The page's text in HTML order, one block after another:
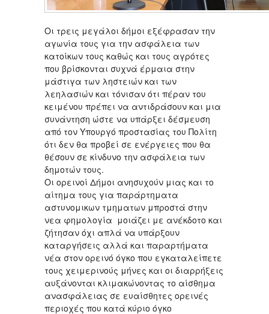
Οι τρεις μεγάλοι δήμοι εξέφρασαν την
αγωνία τους για την ασφάλεια των
κατοίκων τους καθώς και τους αγρότες
που βρίσκονται συχνά έρμαια στην
μάστιγα των ληστειών και των
λεηλασιών και τόνισαν ότι πέραν του
κειμένου πρέπει να αντιδράσουν και μια
συνάντηση ώστε να υπάρξει δέσμευση
από τον Υπουργό προστασίας του Πολίτη
ότι δεν θα προβεί σε ενέργειες που θα
θέσουν σε κίνδυνο την ασφάλεια των
δημοτών τους.
Οι ορεινοί Δήμοι ανησυχούν μιας και το
αίτημα τους για παράρτηματα
αστυνομικων τμηματων μπροστά στην
νεα φημολογία μοιάζει με ανέκδοτο και
ζήτησαν όχι απλά να υπάρξουν
καταργήσεις αλλά και παραρτήματα
νέα στον ορεινό όγκο που εγκαταλείπετε
τους χειμερινούς μήνες και οι διαρρήξεις
αυξάνονται κλιμακώνοντας το αίσθημα
ανασφάλειας σε ευαίσθητες ορεινές
περιοχές που κατά κύριο όγκο